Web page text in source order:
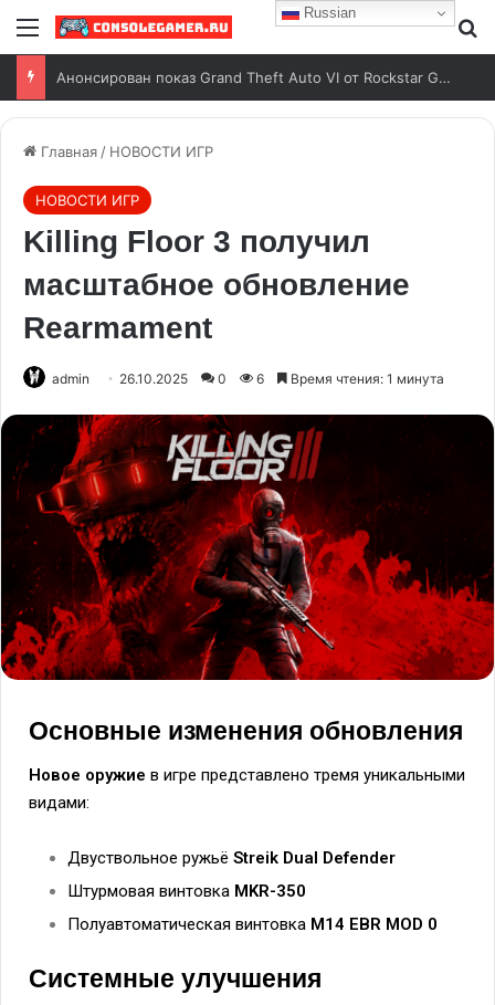
Анонсирован показ Grand Theft Auto VI от Rockstar Games
Главная / НОВОСТИ ИГР
НОВОСТИ ИГР
Killing Floor 3 получил
масштабное обновление
Rearmament
admin 26.10.2025 0 6 Время чтения: 1 минута
Основные изменения обновления
Новое оружие в игре представлено тремя уникальными
видами:
Двуствольное ружьё Streik Dual Defender
Штурмовая винтовка MKR-350
Полуавтоматическая винтовка M14 EBR MOD 0
Системные улучшения
Russian